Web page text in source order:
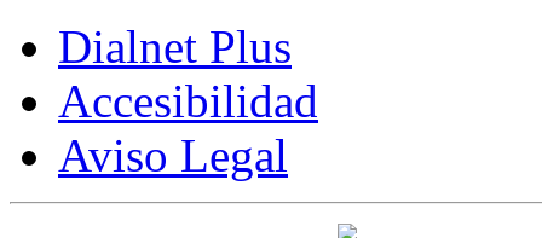
Dialnet Plus
Accesibilidad
Aviso Legal